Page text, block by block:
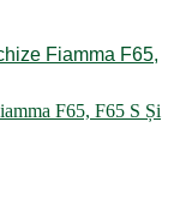
F65, F65 S Și